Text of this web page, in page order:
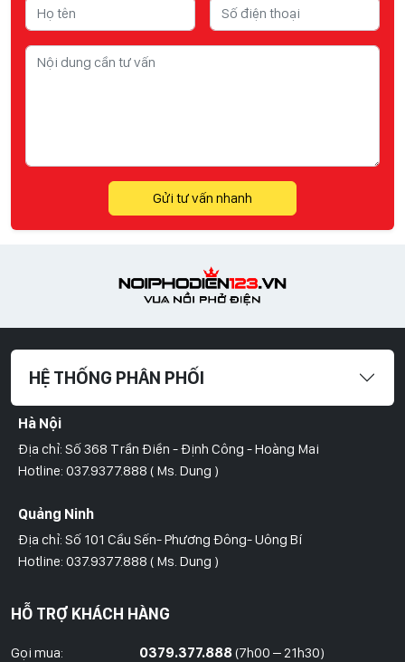
Gửi tư vấn nhanh
HỆ THỐNG PHÂN PHỐI
Hà Nội
Địa chỉ: Số 368 Trần Điền - Định Công - Hoàng Mai
Hotline: 037.9377.888 ( Ms. Dung )
Quảng Ninh
Địa chỉ: Số 101 Cầu Sến- Phương Đông- Uông Bí
Hotline: 037.9377.888 ( Ms. Dung )
Hồ Chí Minh
Hotline: 09786.01.388 ( Mr. Huy )
HỖ TRỢ KHÁCH HÀNG
Gọi mua: 0379.377.888(7h00 – 21h30)